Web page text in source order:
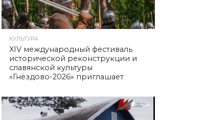
КУЛЬТУРА
XIV международный фестиваль
исторической реконструкции и
славянской культуры
«Гнёздово-2026» приглашает
406